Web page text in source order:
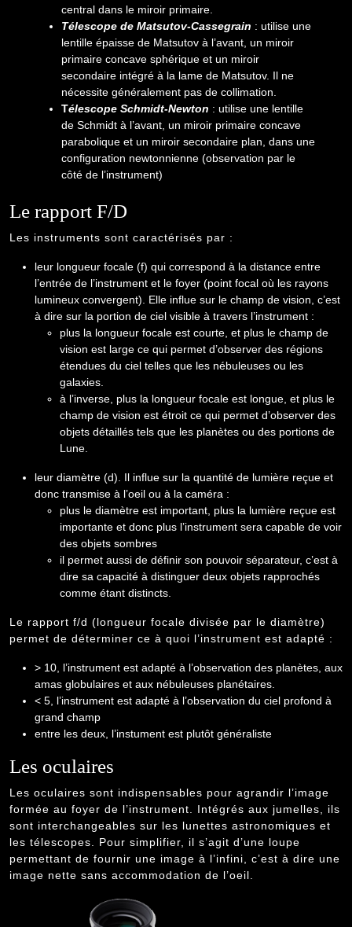
central dans le miroir primaire.
Télescope de Matsutov-Cassegrain : utilise une
lentille épaisse de Matsutov à l’avant, un miroir
primaire concave sphérique et un miroir
secondaire intégré à la lame de Matsutov. Il ne
nécessite généralement pas de collimation.
Télescope Schmidt-Newton : utilise une lentille
de Schmidt à l’avant, un miroir primaire concave
parabolique et un miroir secondaire plan, dans une
configuration newtonnienne (observation par le
côté de l’instrument)
Le rapport F/D
Les instruments sont caractérisés par :
leur longueur focale (f) qui correspond à la distance entre
l’entrée de l’instrument et le foyer (point focal où les rayons
lumineux convergent). Elle influe sur le champ de vision, c’est
à dire sur la portion de ciel visible à travers l’instrument :
plus la longueur focale est courte, et plus le champ de
vision est large ce qui permet d’observer des régions
étendues du ciel telles que les nébuleuses ou les
galaxies.
à l’inverse, plus la longueur focale est longue, et plus le
champ de vision est étroit ce qui permet d’observer des
objets détaillés tels que les planètes ou des portions de
Lune.
leur diamètre (d). Il influe sur la quantité de lumière reçue et
donc transmise à l’oeil ou à la caméra :
plus le diamètre est important, plus la lumière reçue est
importante et donc plus l’instrument sera capable de voir
des objets sombres
il permet aussi de définir son pouvoir séparateur, c’est à
dire sa capacité à distinguer deux objets rapprochés
comme étant distincts.
Le rapport f/d (longueur focale divisée par le diamètre)
permet de déterminer ce à quoi l’instrument est adapté :
> 10, l’instrument est adapté à l’observation des planètes, aux
amas globulaires et aux nébuleuses planétaires.
< 5, l’instrument est adapté à l’observation du ciel profond à
grand champ
entre les deux, l’instument est plutôt généraliste
Les oculaires
Les oculaires sont indispensables pour agrandir l’image
formée au foyer de l’instrument. Intégrés aux jumelles, ils
sont interchangeables sur les lunettes astronomiques et
les télescopes. Pour simplifier, il s’agit d’une loupe
permettant de fournir une image à l’infini, c’est à dire une
image nette sans accommodation de l’oeil.